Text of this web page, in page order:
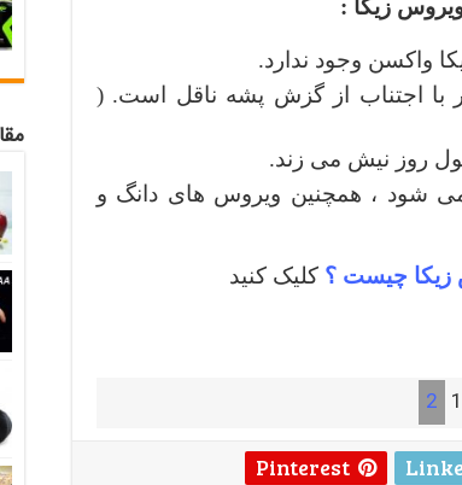
واکسن وجود ندارد.
با اجتناب از گزش پشه ناقل است. (
روز نیش می زند.
شود ، همچنین ویروس های دانگ و
زیکا چیست ؟ کلیک کنید
1
2
Pinterest